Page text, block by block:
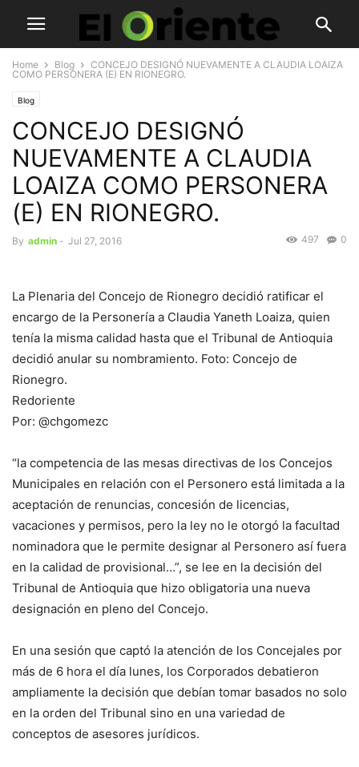
Home Blog
CONCEJO DESIGNÓ NUEVAMENTE A CLAUDIA LOAIZA
COMO PERSONERA (E) EN RIONEGRO.
Blog
CONCEJO DESIGNÓ
NUEVAMENTE A CLAUDIA
LOAIZA COMO PERSONERA
(E) EN RIONEGRO.
By admin - Jul 27, 2016 0
497
La Plenaria del Concejo de Rionegro decidió ratificar el
encargo de la Personería a Claudia Yaneth Loaiza, quien
tenía la misma calidad hasta que el Tribunal de Antioquia
decidió anular su nombramiento. Foto: Concejo de
Rionegro.
Redoriente
Por: @chgomezc
“la competencia de las mesas directivas de los Concejos
Municipales en relación con el Personero está limitada a la
aceptación de renuncias, concesión de licencias,
vacaciones y permisos, pero la ley no le otorgó la facultad
nominadora que le permite designar al Personero así fuera
en la calidad de provisional…”, se lee en la decisión del
Tribunal de Antioquia que hizo obligatoria una nueva
designación en pleno del Concejo.
En una sesión que captó la atención de los Concejales por
más de 6 hora el día lunes, los Corporados debatieron
ampliamente la decisión que debían tomar basados no solo
en la orden del Tribunal sino en una variedad de
conceptos de asesores jurídicos.